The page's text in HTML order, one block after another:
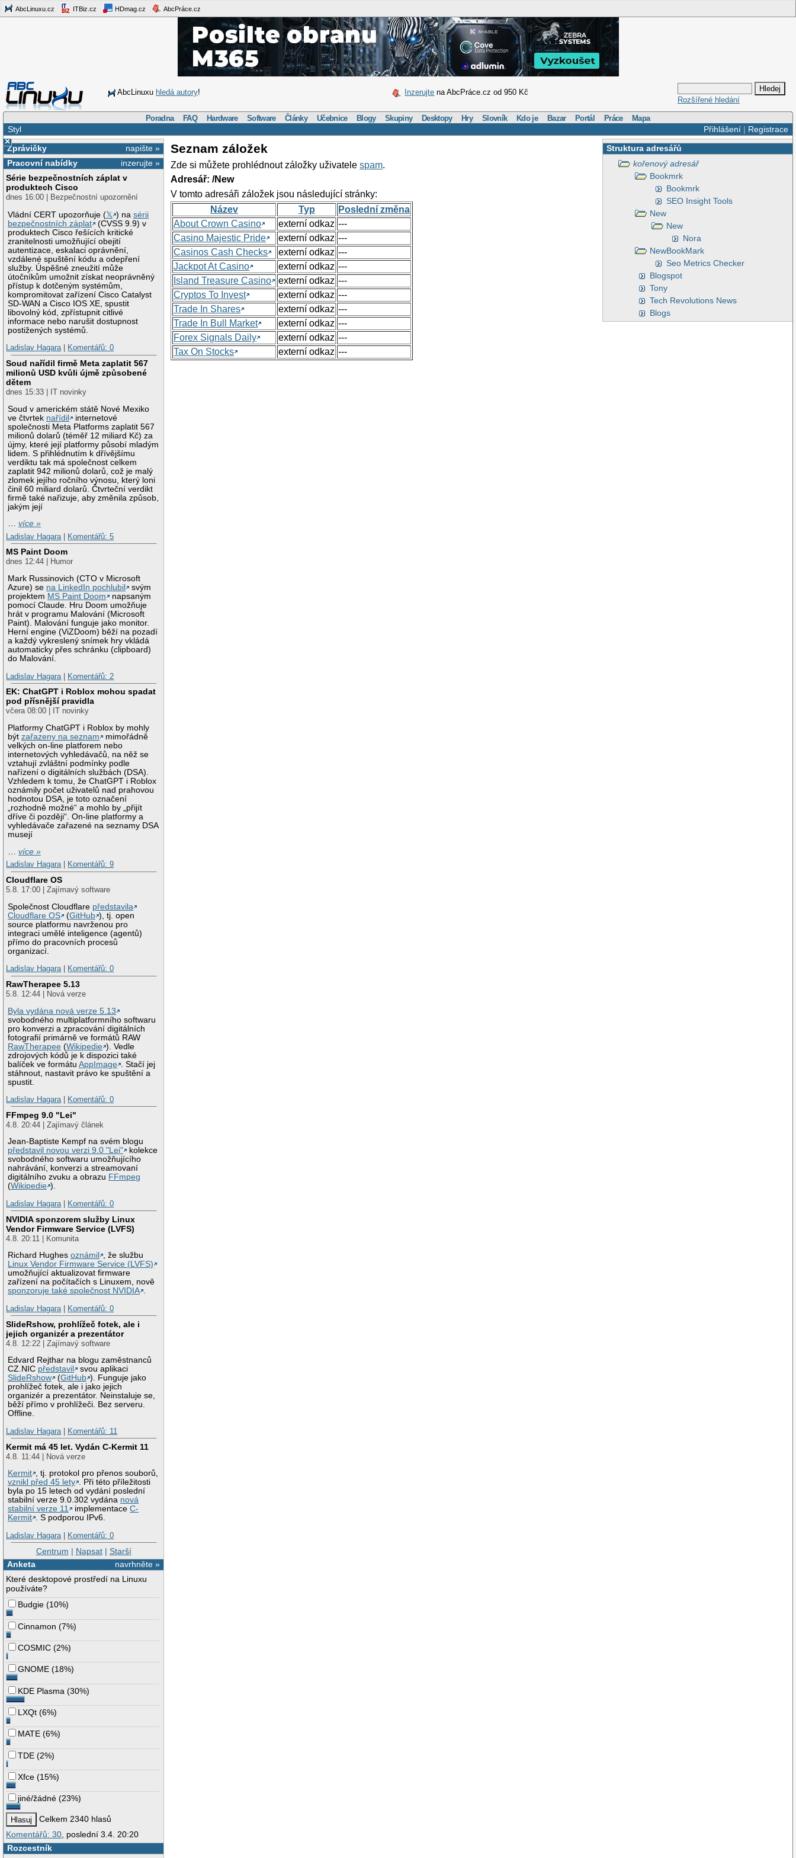
AbcLinuxu.cz ITBiz.cz HDmag.cz AbcPráce.cz
AbcLinuxu hledá autory! Inzerujte na AbcPráce.cz od 950 Kč
Rozšířené hledání
Poradna FAQ Hardware Software Články Učebnice Blogy Skupiny Desktopy Hry Slovník Kdo je Bazar Portál Práce Mapa
Přihlášení| Registrace
Styl
×
napište »
Zprávičky
inzerujte »
Pracovní nabídky
Série bezpečnostních záplat v
produktech Cisco
dnes 16:00 | Bezpečnostní upozornění
Vládní CERT upozorňuje (𝕏 ) nasérii
bezpečnostních záplat
(CVSS 9.9) v
produktech Cisco řešících kritické
zranitelnosti umožňující obejití
autentizace, eskalaci oprávnění,
vzdálené spuštění kódu a odepření
služby. Úspěšné zneužití může
útočníkům umožnit získat neoprávněný
přístup k dotčeným systémům,
kompromitovat zařízení Cisco Catalyst
SD-WAN a Cisco IOS XE, spustit
libovolný kód, zpřístupnit citlivé
informace nebo narušit dostupnost
postižených systémů.
Ladislav Hagara| Komentářů: 0
Soud nařídil firmě Meta zaplatit 567
milionů USD kvůli újmě způsobené
dětem
dnes 15:33 | IT novinky
Soud v americkém státě Nové Mexiko
ve čtvrtek nařídil
internetové
společnosti Meta Platforms zaplatit 567
milionů dolarů (téměř 12 miliard Kč) za
újmy, které její platformy působí mladým
lidem. S přihlédnutím k dřívějšímu
verdiktu tak má společnost celkem
zaplatit 942 milionů dolarů, což je malý
zlomek jejího ročního výnosu, který loni
činil 60 miliard dolarů. Čtvrteční verdikt
firmě také nařizuje, aby změnila způsob,
jakým její
…více »
Ladislav Hagara
Komentářů: 5
MS Paint Doom
dnes 12:44 | Humor
Mark Russinovich (CTO v Microsoft
Azure) se na LinkedIn pochlubil
svým
projektem MS Paint Doom
napsaným
pomocí Claude. Hru Doom umožňuje
hrát v programu Malování (Microsoft
Paint). Malování funguje jako monitor.
Herní engine (ViZDoom) běží na pozadí
a každý vykreslený snímek hry vkládá
automaticky přes schránku (clipboard)
do Malování.
Ladislav Hagara
Komentářů: 2
EK: ChatGPT i Roblox mohou spadat
pod přísnější pravidla
včera 08:00 | IT novinky
Platformy ChatGPT i Roblox by mohly
býtzařazeny na seznam
mimořádně
velkých on-line platforem nebo
internetových vyhledávačů, na něž se
vztahují zvláštní podmínky podle
nařízení o digitálních službách (DSA).
Vzhledem k tomu, že ChatGPT i Roblox
oznámily počet uživatelů nad prahovou
hodnotou DSA, je toto označení
„rozhodně možné“ a mohlo by „přijít
dříve či později“. On-line platformy a
vyhledávače zařazené na seznamy DSA
musejí
…více »
Ladislav Hagara| Komentářů: 9
Cloudflare OS
5.8. 17:00 | Zajímavý software
Společnost Cloudflare představila
Cloudflare OS
(GitHub ), tj. open
source platformu navrženou pro
integraci umělé inteligence (agentů)
přímo do pracovních procesů
organizací.
Ladislav Hagara| Komentářů: 0
RawTherapee 5.13
5.8. 12:44 | Nová verze
Byla vydána nová verze 5.13
svobodného multiplatformního softwaru
pro konverzi a zpracování digitálních
fotografií primárně ve formátů RAW
RawTherapee (Wikipedie ). Vedle
zdrojových kódů je k dispozici také
balíček ve formátuAppImage
. Stačí jej
stáhnout, nastavit právo ke spuštění a
spustit.
Ladislav Hagara| Komentářů: 0
FFmpeg 9.0 "Lei"
4.8. 20:44 | Zajímavý článek
Jean-Baptiste Kempf na svém blogu
představil novou verzi 9.0 "Lei"
kolekce
svobodného softwaru umožňujícího
nahrávání, konverzi a streamovaní
digitálního zvuku a obrazu FFmpeg
(Wikipedie ).
Ladislav Hagara| Komentářů: 0
NVIDIA sponzorem služby Linux
Vendor Firmware Service (LVFS)
4.8. 20:11 | Komunita
Richard Hughesoznámil
, že službu
Linux Vendor Firmware Service (LVFS)
umožňující aktualizovat firmware
zařízení na počítačích s Linuxem, nově
sponzoruje také společnost NVIDIA .
Ladislav Hagara| Komentářů: 0
SlideRshow, prohlížeč fotek, ale i
jejich organizér a prezentátor
4.8. 12:22 | Zajímavý software
Edvard Rejthar na blogu zaměstnanců
CZ.NIC představil
svou aplikaci
SlideRshow
(GitHub ). Funguje jako
prohlížeč fotek, ale i jako jejich
organizér a prezentátor. Neinstaluje se,
běží přímo v prohlížeči. Bez serveru.
Offline.
Ladislav Hagara| Komentářů: 11
Kermit má 45 let. Vydán C-Kermit 11
4.8. 11:44 | Nová verze
Kermit , tj. protokol pro přenos souborů,
vznikl před 45 lety . Při této příležitosti
byla po 15 letech od vydání poslední
stabilní verze 9.0.302 vydána nová
stabilní verze 11
implementaceC-
Kermit . S podporou IPv6.
Ladislav Hagara| Komentářů: 0
Centrum | Napsat| Starší
navrhněte »
Anketa
Které desktopové prostředí na Linuxu
používáte?
Budgie (10%)
Cinnamon (7%)
COSMIC (2%)
GNOME (18%)
KDE Plasma (30%)
LXQt (6%)
MATE (6%)
TDE (2%)
Xfce (15%)
jiné/žádné (23%)
Celkem 2340 hlasů
Komentářů: 30 , poslední 3.4. 20:20
Rozcestník
Struktura adresářů
kořenový adresář
Bookmrk
Bookmrk
SEO Insight Tools
New
New
Nora
NewBookMark
Seo Metrics Checker
Blogspot
Tony
Tech Revolutions News
Blogs
Seznam záložek
Zde si můžete prohlédnout záložky uživatelespam.
Adresář: /New
V tomto adresáři záložek jsou následující stránky:
Název
Typ
Poslední změna
About Crown Casino
externí odkaz ---
Casino Majestic Pride
externí odkaz ---
Casinos Cash Checks
externí odkaz ---
Jackpot At Casino
externí odkaz ---
Island Treasure Casino
externí odkaz ---
Cryptos To Invest
externí odkaz ---
Trade In Shares
externí odkaz ---
Trade In Bull Market
externí odkaz ---
Forex Signals Daily
externí odkaz ---
Tax On Stocks
externí odkaz ---